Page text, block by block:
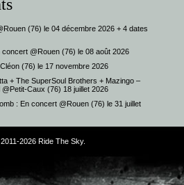
(76) le 04 décembre 2026 + 4 dates
concert @Rouen (76) le 08 août 2026
(76) le 17 novembre 2026
+ The SuperSoul Brothers + Mazingo –
Caux (76) 18 juillet 2026
: En concert @Rouen (76) le 31 juillet
2026 Ride The Sky.